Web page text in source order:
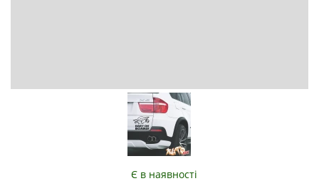
Є в наявності